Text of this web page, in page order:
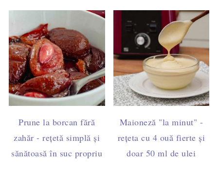
Prune la borcan fără
zahăr - rețetă simplă și
sănătoasă în suc propriu
Maioneză "la minut" -
rețeta cu 4 ouă fierte și
doar 50 ml de ulei